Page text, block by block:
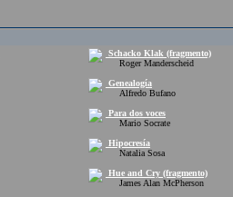
Schacko Klak (fragmento)
Roger Manderscheid
Genealogía
Alfredo Bufano
Para dos voces
Mario Socrate
Hipocresía
Natalia Sosa
Hue and Cry (fragmento)
James Alan McPherson